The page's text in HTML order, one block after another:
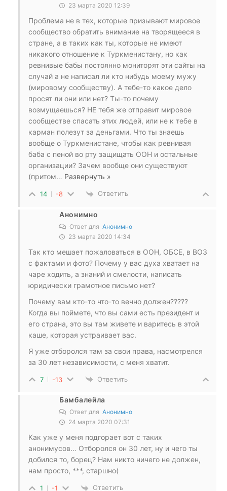
23 марта 2020 12:39
Проблема не в тех, которые призывают мировое
сообщество обратить внимание на творящееся в
стране, а в таких как ты, которые не имеют
никакого отношение к Туркменистану, но как
ревнивые бабы постоянно мониторят эти сайты на
случай а не написал ли кто нибудь моему мужу
(мировому сообществу). А тебе-то какое дело
просят ли они или нет? Ты-то почему
возмущаешься? НЕ тебя же отправит мировое
сообществе спасать этих людей, или не к тебе в
карман полезут за деньгами. Что ты знаешь
вообще о Туркменистане, чтобы как ревнивая
баба с пеной во рту защищать ООН и остальные
организации? Зачем вообще они существуют
(притом… Развернуть »
14 -8 Ответить
Анонимно
Ответ для Анонимно
23 марта 2020 14:34
Так кто мешает пожаловаться в ООН, ОБСЕ, в ВОЗ
с фактами и фото? Почему у вас духа хватает на
чаре ходить, а знаний и смелости, написать
юридически грамотное письмо нет?
Почему вам кто-то что-то вечно должен?????
Когда вы поймете, что вы сами есть президент и
его страна, это вы там живете и варитесь в этой
каше, которая устраивает вас.
Я уже отборолся там за свои права, насмотрелся
за 30 лет независимости, с меня хватит.
7 -13 Ответить
Бамбалейла
Ответ для Анонимно
24 марта 2020 07:31
Как уже у меня подгорает вот с таких
анонимусов… Отборолся он 30 лет, ну и чего ты
добился то, борец? Нам никто ничего не должен,
нам просто, ***, старшно(
1 -1 Ответить